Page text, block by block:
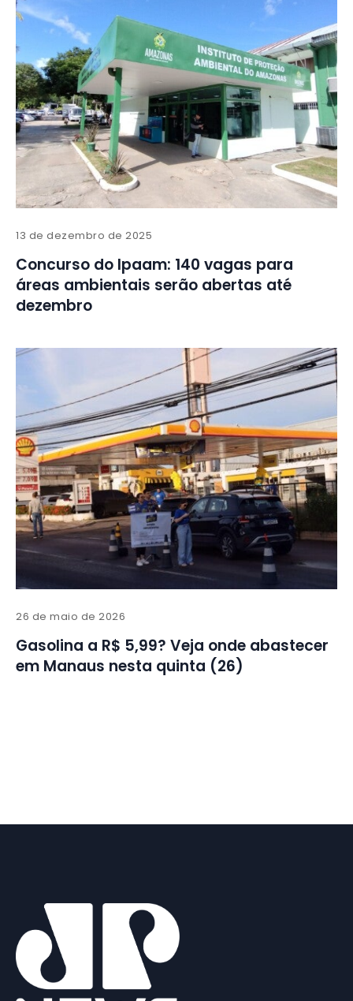
13 de dezembro de 2025
Concurso do Ipaam: 140 vagas para
áreas ambientais serão abertas até
dezembro
26 de maio de 2026
Gasolina a R$ 5,99? Veja onde abastecer
em Manaus nesta quinta (26)